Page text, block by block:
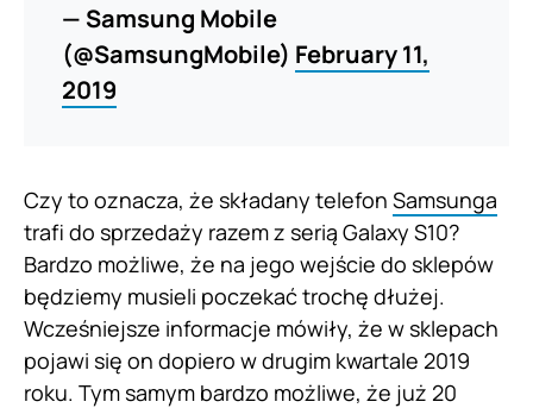
— Samsung Mobile
(@SamsungMobile) February 11,
2019
Czy to oznacza, że składany telefon Samsunga
trafi do sprzedaży razem z serią Galaxy S10?
Bardzo możliwe, że na jego wejście do sklepów
będziemy musieli poczekać trochę dłużej.
Wcześniejsze informacje mówiły, że w sklepach
pojawi się on dopiero w drugim kwartale 2019
roku. Tym samym bardzo możliwe, że już 20